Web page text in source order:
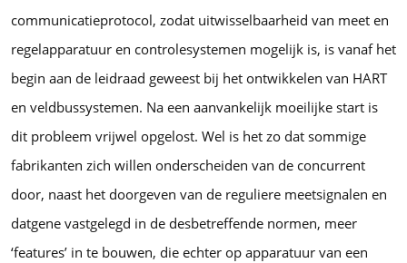
communicatieprotocol, zodat uitwisselbaarheid van meet en
regelapparatuur en controlesystemen mogelijk is, is vanaf het
begin aan de leidraad geweest bij het ontwikkelen van HART
en veldbussystemen. Na een aanvankelijk moeilijke start is
dit probleem vrijwel opgelost. Wel is het zo dat sommige
fabrikanten zich willen onderscheiden van de concurrent
door, naast het doorgeven van de reguliere meetsignalen en
datgene vastgelegd in de desbetreffende normen, meer
‘features’ in te bouwen, die echter op apparatuur van een